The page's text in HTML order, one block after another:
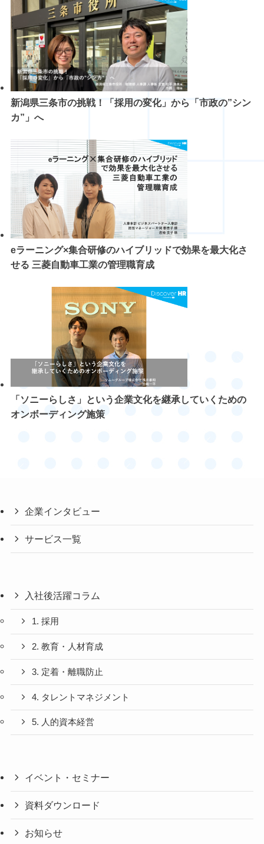
新潟県三条市の挑戦！「採用の変化」から「市政の”シン
カ”」へ
eラーニング×集合研修のハイブリッドで効果を最大化さ
せる 三菱自動車工業の管理職育成
「ソニーらしさ」という企業文化を継承していくための
オンボーディング施策
企業インタビュー
サービス一覧
入社後活躍コラム
1. 採用
2. 教育・人材育成
3. 定着・離職防止
4. タレントマネジメント
5. 人的資本経営
イベント・セミナー
資料ダウンロード
お知らせ